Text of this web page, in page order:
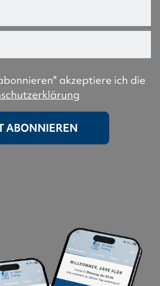
akzeptiere ich die